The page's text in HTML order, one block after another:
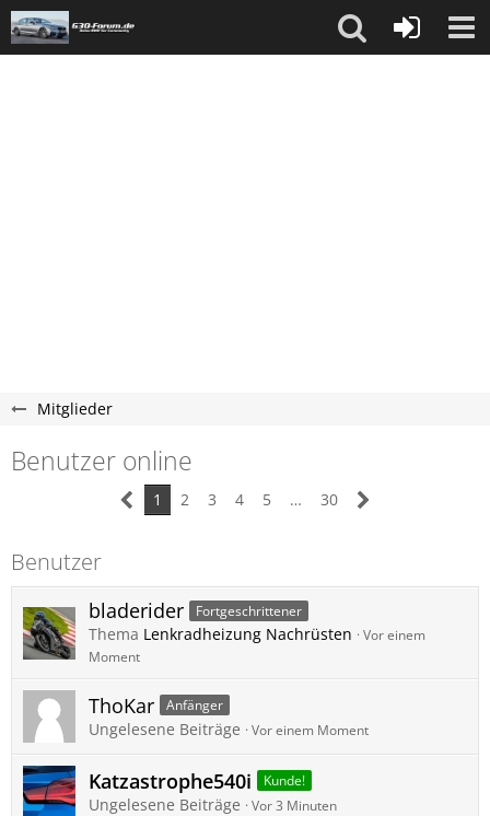
Mitglieder
Benutzer online
1 2 3 4 5 … 30
Benutzer
bladerider Fortgeschrittener
Thema Lenkradheizung Nachrüsten
Vor einem
Moment
ThoKar Anfänger
Ungelesene Beiträge Vor einem Moment
Katzastrophe540i Kunde!
Ungelesene Beiträge Vor 3 Minuten